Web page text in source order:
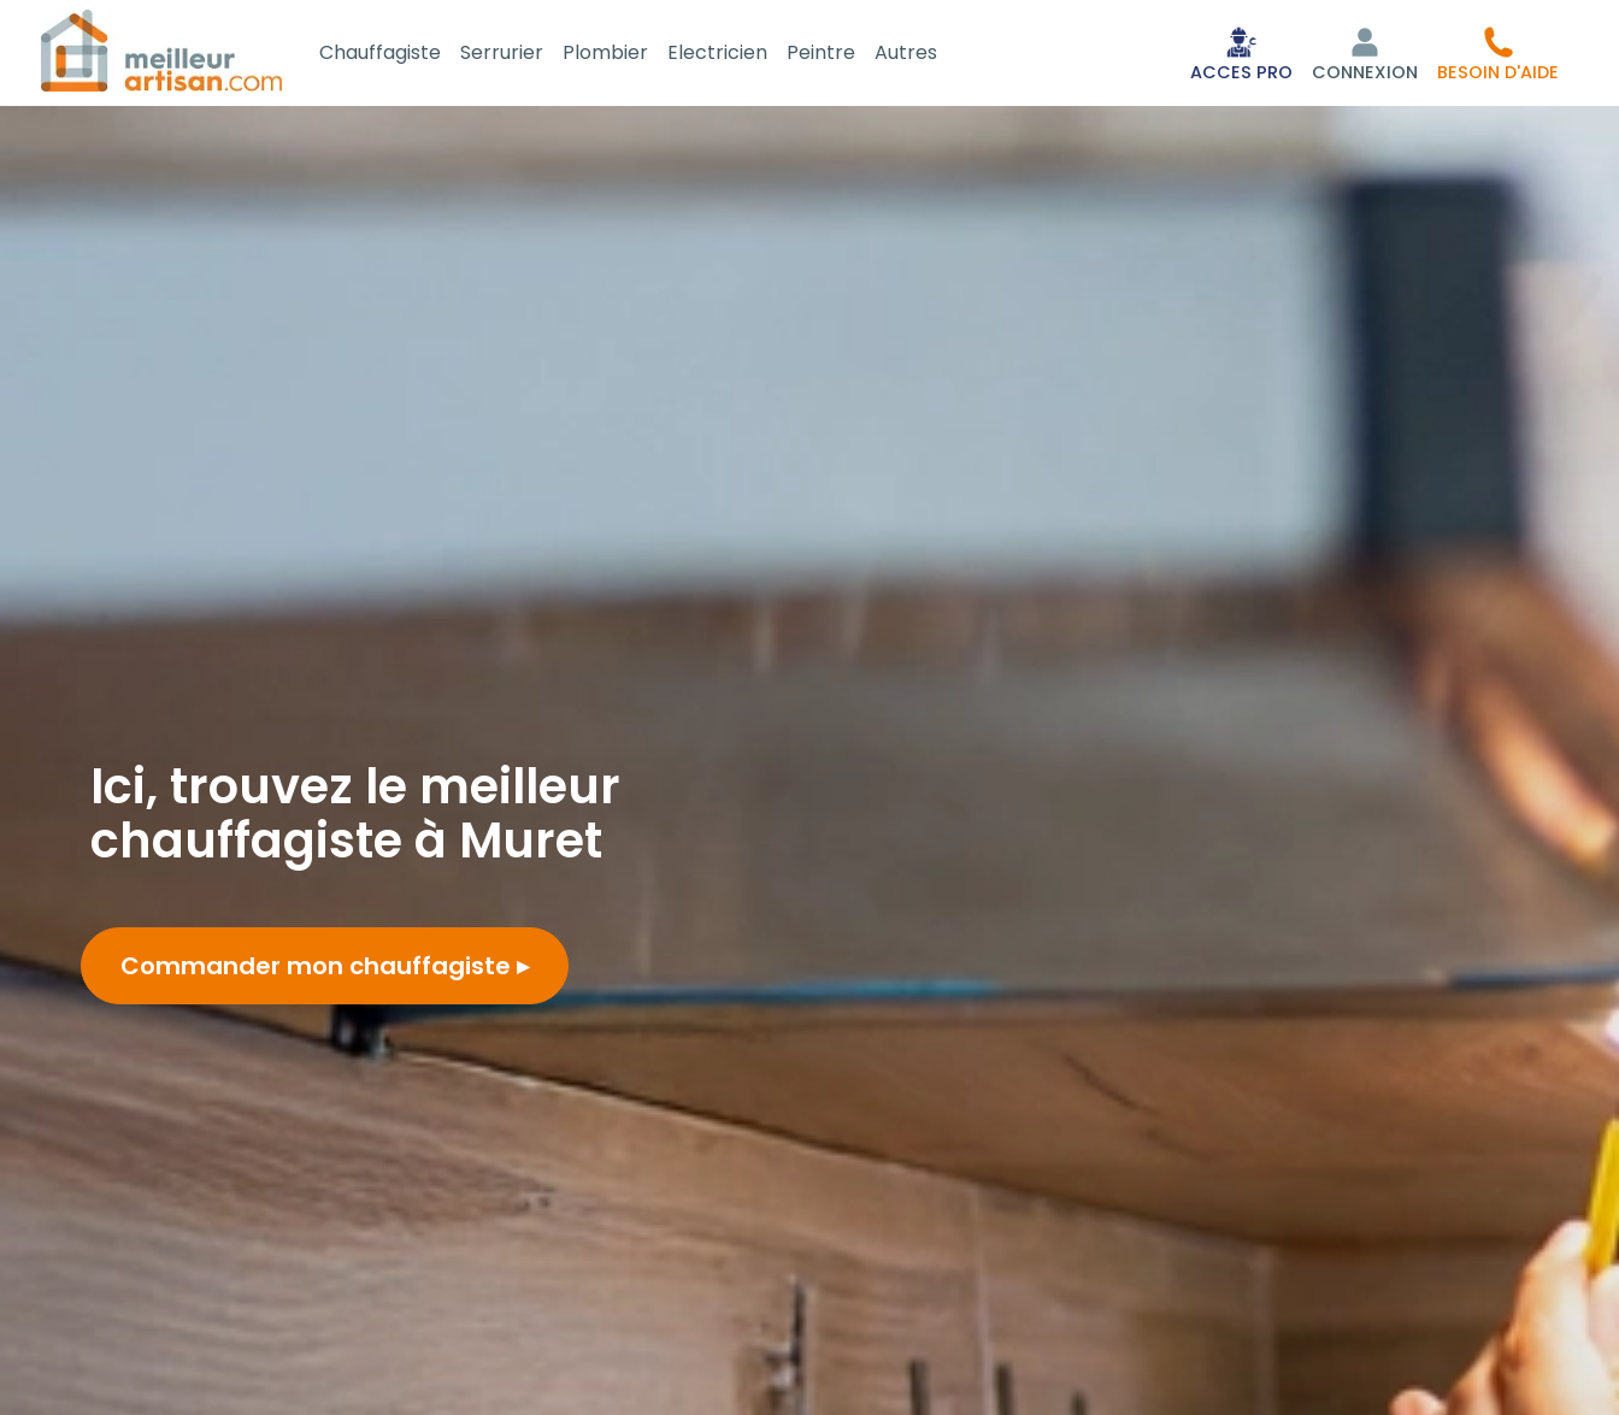
Chauffagiste Serrurier Plombier Electricien Peintre Autres
ACCES PRO CONNEXION BESOIN D'AIDE
Ici, trouvez le meilleur
chauffagiste à Muret
Commander mon chauffagiste